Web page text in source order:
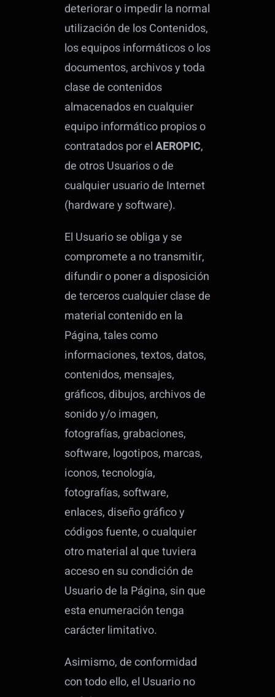
deteriorar o impedir la normal
utilización de los Contenidos,
los equipos informáticos o los
documentos, archivos y toda
clase de contenidos
almacenados en cualquier
equipo informático propios o
contratados por elAEROPIC,
de otros Usuarios o de
cualquier usuario de Internet
(hardware y software).
El Usuario se obliga y se
compromete a no transmitir,
difundir o poner a disposición
de terceros cualquier clase de
material contenido en la
Página, tales como
informaciones, textos, datos,
contenidos, mensajes,
gráficos, dibujos, archivos de
sonido y/o imagen,
fotografías, grabaciones,
software, logotipos, marcas,
iconos, tecnología,
fotografías, software,
enlaces, diseño gráfico y
códigos fuente, o cualquier
otro material al que tuviera
acceso en su condición de
Usuario de la Página, sin que
esta enumeración tenga
carácter limitativo.
Asimismo, de conformidad
con todo ello, el Usuario no